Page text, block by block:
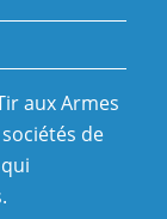
aux Armes
de